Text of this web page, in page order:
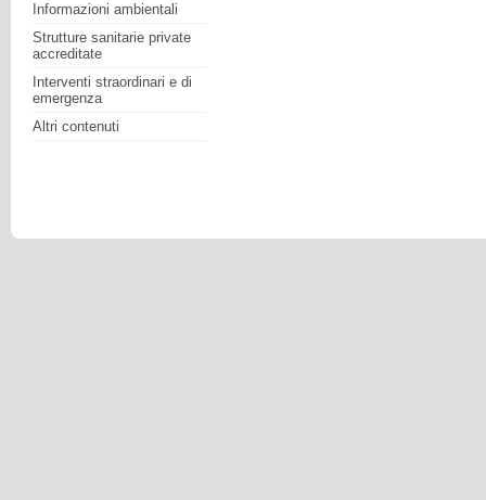
Informazioni ambientali
Strutture sanitarie private
accreditate
Interventi straordinari e di
emergenza
Altri contenuti